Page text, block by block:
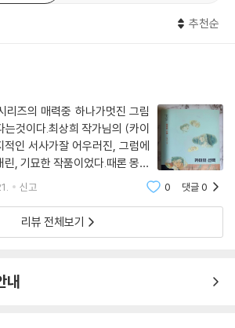
받지 않고 여전히 카이로 살아갈지. 마하의 언니
지 않고 집을 떠났다. 열일곱 살 생일이 다가와
마하는 나기를 찾아간다. 마하보다 한 살 많은
했다. 과연 나기는 수술을 받았을까? 그리고 마
까?
건네는
세계를 배경으로 삼지만, 지금 여기의 현실을 돌
다. 성 정체성, 인종, 장애 등의 이유로 차별받는
속에 놓이고, ‘정상’이라고 여겨지는 정체성을 강
추천순
것이다.최상희 작가님의 (카이
인 서사가잘 어우러진, 그럼에
, 기묘한 작품이었다.때론 몽환
잘어울리는 삽화가읽는 재미를
타인의 죽음을 보
신고 0 댓글0
리뷰 전체보기
내